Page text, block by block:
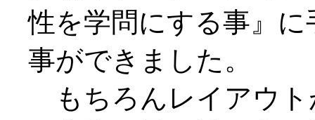
性を学問にする事』
事ができました。
もちろんレイアウト